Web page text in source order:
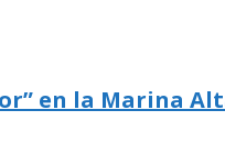
en la Marina